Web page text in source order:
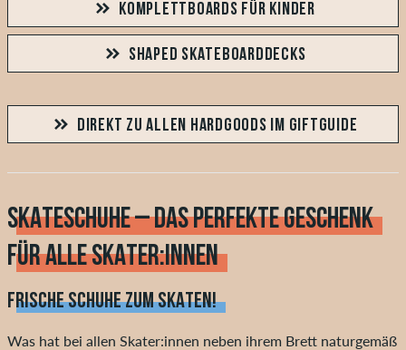
KOMPLETTBOARDS FÜR KINDER
SHAPED SKATEBOARDDECKS
DIREKT ZU ALLEN HARDGOODS IM GIFTGUIDE
SKATESCHUHE – DAS PERFEKTE GESCHENK
FÜR ALLE SKATER:INNEN
FRISCHE SCHUHE ZUM SKATEN!
Was hat bei allen Skater:innen neben ihrem Brett naturgemäß